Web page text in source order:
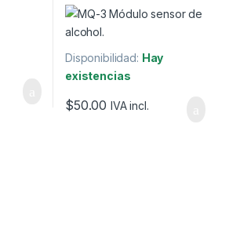
Disponibilidad: Hay
existencias
$50.00 IVA incl.